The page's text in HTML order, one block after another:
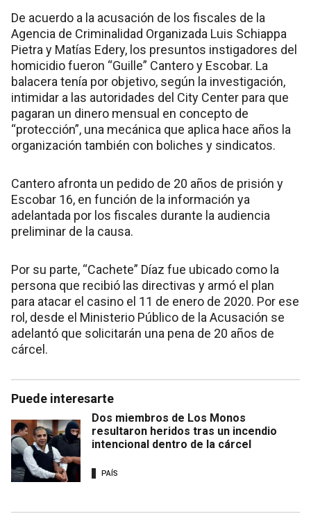
De acuerdo a la acusación de los fiscales de la
Agencia de Criminalidad Organizada Luis Schiappa
Pietra y Matías Edery, los presuntos instigadores del
homicidio fueron “Guille” Cantero y Escobar. La
balacera tenía por objetivo, según la investigación,
intimidar a las autoridades del City Center para que
pagaran un dinero mensual en concepto de
“protección”, una mecánica que aplica hace años la
organización también con boliches y sindicatos.
Cantero afronta un pedido de 20 años de prisión y
Escobar 16, en función de la información ya
adelantada por los fiscales durante la audiencia
preliminar de la causa.
Por su parte, “Cachete” Díaz fue ubicado como la
persona que recibió las directivas y armó el plan
para atacar el casino el 11 de enero de 2020. Por ese
rol, desde el Ministerio Público de la Acusación se
adelantó que solicitarán una pena de 20 años de
cárcel.
Puede interesarte
Dos miembros de Los Monos
resultaron heridos tras un incendio
intencional dentro de la cárcel
PAÍS